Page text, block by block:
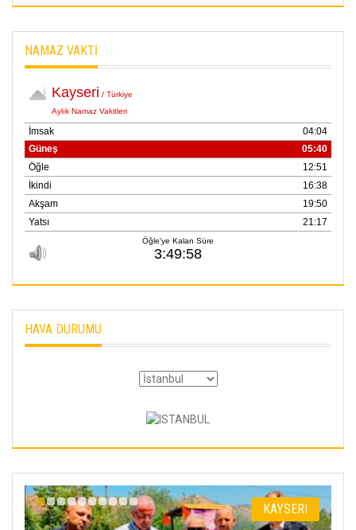
NAMAZ VAKTİ
HAVA DURUMU
KAYSERI